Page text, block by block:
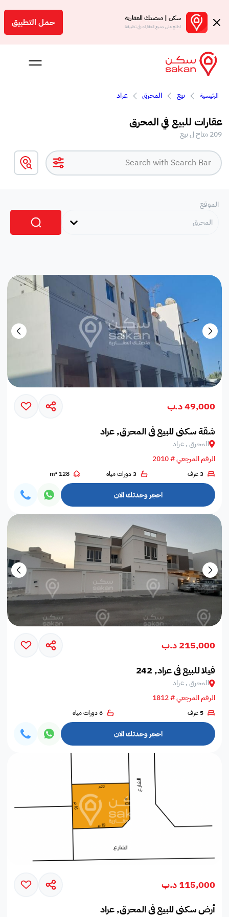
سكن | منصتك العقارية
اطلع على جميع العقارات في تطبيقنا حمل التطبيق
بالعمولة
الرئيسية بيع المحرق عراد
عقارات للبيع في المحرق
209 متاح ل بيع
الموقع
المحرق
49,000 د.ب
شقة سكني للبيع في المحرق, عراد
المحرق , عراد
الرقم المرجعي # 2010
3 غرف 3 دورات مياه 128 m²
احجز وحدتك الان
215,000 د.ب
فيلا للبيع في عراد, 242
المحرق , عراد
الرقم المرجعي # 1812
5 غرف 6 دورات مياه
احجز وحدتك الان
115,000 د.ب
أرض سكني للبيع في المحرق, عراد